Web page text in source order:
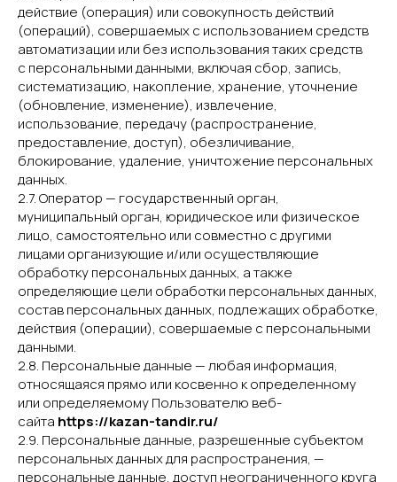
действие (операция) или совокупность действий
(операций), совершаемых с использованием средств
автоматизации или без использования таких средств
с персональными данными, включая сбор, запись,
систематизацию, накопление, хранение, уточнение
(обновление, изменение), извлечение,
использование, передачу (распространение,
предоставление, доступ), обезличивание,
блокирование, удаление, уничтожение персональных
данных.
2.7. Оператор — государственный орган,
муниципальный орган, юридическое или физическое
лицо, самостоятельно или совместно с другими
лицами организующие и/или осуществляющие
обработку персональных данных, а также
определяющие цели обработки персональных данных,
состав персональных данных, подлежащих обработке,
действия (операции), совершаемые с персональными
данными.
2.8. Персональные данные — любая информация,
относящаяся прямо или косвенно к определенному
или определяемому Пользователю веб-
сайта https://kazan-tandir.ru/
2.9. Персональные данные, разрешенные субъектом
персональных данных для распространения, —
персональные данные, доступ неограниченного круга